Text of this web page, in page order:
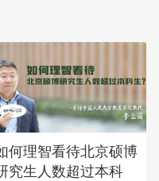
何理智看待北京硕博
究生人数超过本科